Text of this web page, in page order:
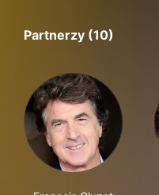
Partnerzy (10)